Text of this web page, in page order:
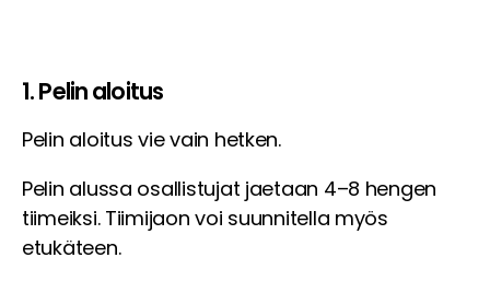
1. Pelin aloitus
Pelin aloitus vie vain hetken.
Pelin alussa osallistujat jaetaan 4–8 hengen
tiimeiksi. Tiimijaon voi suunnitella myös
etukäteen.